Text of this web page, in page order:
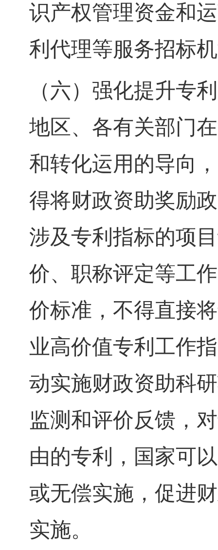
识产权管理资金和
利代理等服务招标
（六）强化提升专
地区、各有关部门
和转化运用的导向
得将财政资助奖励
涉及专利指标的项
价、职称评定等工
价标准，不得直接
业高价值专利工作
动实施财政资助科
监测和评价反馈，
由的专利，国家可
或无偿实施，促进
实施。